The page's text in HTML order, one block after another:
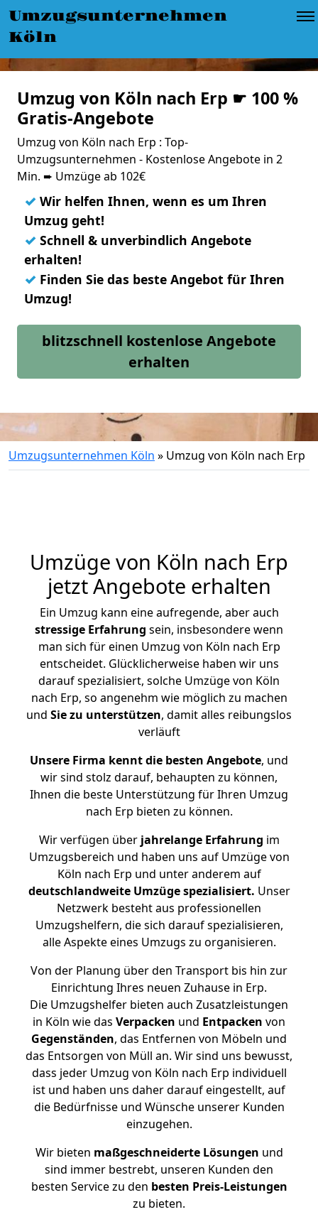
Umzugsunternehmen
Köln
Umzug von Köln nach Erp ☛ 100 %
Gratis-Angebote
Umzug von Köln nach Erp : Top-
Umzugsunternehmen - Kostenlose Angebote in 2
Min. ➨ Umzüge ab 102€
✓ Wir helfen Ihnen, wenn es um Ihren
Umzug geht!
✓ Schnell & unverbindlich Angebote
erhalten!
✓ Finden Sie das beste Angebot für Ihren
Umzug!
blitzschnell kostenlose Angebote
erhalten
Umzugsunternehmen Köln » Umzug von Köln nach Erp
Umzüge von Köln nach Erp
jetzt Angebote erhalten
Ein Umzug kann eine aufregende, aber auch
stressige Erfahrung sein, insbesondere wenn
man sich für einen Umzug von Köln nach Erp
entscheidet. Glücklicherweise haben wir uns
darauf spezialisiert, solche Umzüge von Köln
nach Erp, so angenehm wie möglich zu machen
und Sie zu unterstützen, damit alles reibungslos
verläuft
Unsere Firma kennt die besten Angebote, und
wir sind stolz darauf, behaupten zu können,
Ihnen die beste Unterstützung für Ihren Umzug
nach Erp bieten zu können.
Wir verfügen überjahrelange Erfahrung im
Umzugsbereich und haben uns auf Umzüge von
Köln nach Erp und unter anderem auf
deutschlandweite Umzüge spezialisiert. Unser
Netzwerk besteht aus professionellen
Umzugshelfern, die sich darauf spezialisieren,
alle Aspekte eines Umzugs zu organisieren.
Von der Planung über den Transport bis hin zur
Einrichtung Ihres neuen Zuhause in Erp.
Die Umzugshelfer bieten auch Zusatzleistungen
in Köln wie das Verpacken und Entpacken von
Gegenständen, das Entfernen von Möbeln und
das Entsorgen von Müll an. Wir sind uns bewusst,
dass jeder Umzug von Köln nach Erp individuell
ist und haben uns daher darauf eingestellt, auf
die Bedürfnisse und Wünsche unserer Kunden
einzugehen.
Wir bieten maßgeschneiderte Lösungen und
sind immer bestrebt, unseren Kunden den
besten Service zu den besten Preis-Leistungen
zu bieten.